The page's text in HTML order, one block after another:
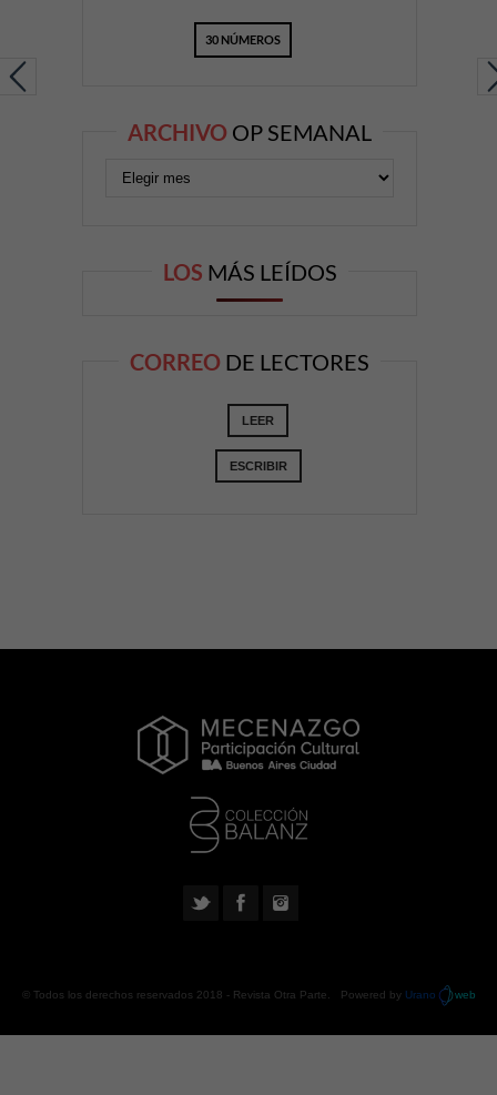
30 NÚMEROS
ARCHIVO OP SEMANAL
LOS MÁS LEÍDOS
CORREO DE LECTORES
LEER
ESCRIBIR
© Todos los derechos reservados 2018 - Revista Otra Parte . Powered by Urano web